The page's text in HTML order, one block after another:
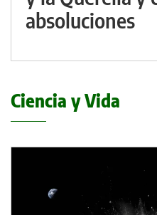
absoluciones
Ciencia y Vida